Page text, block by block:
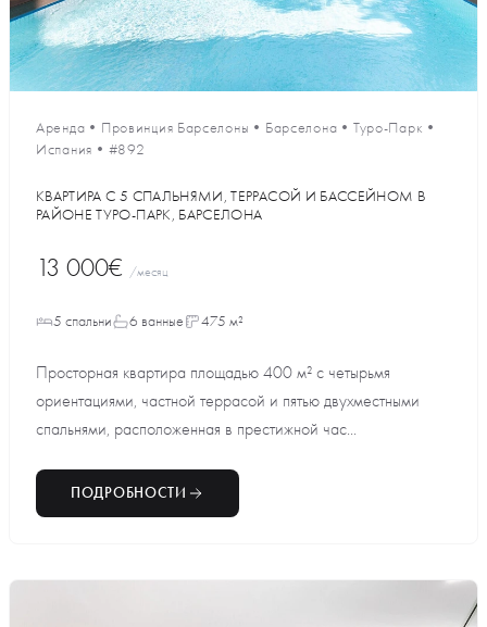
Аренда • Провинция Барселоны • Барселона • Туро-Парк •
Испания • #892
КВАРТИРА С 5 СПАЛЬНЯМИ, ТЕРРАСОЙ И БАССЕЙНОМ В
РАЙОНЕ ТУРО-ПАРК, БАРСЕЛОНА
13 000€ /месяц
5 спальни 6 ванные 475 м²
Просторная квартира площадью 400 м² с четырьмя
ориентациями, частной террасой и пятью двухместными
спальнями, расположенная в престижной час...
ПОДРОБНОСТИ